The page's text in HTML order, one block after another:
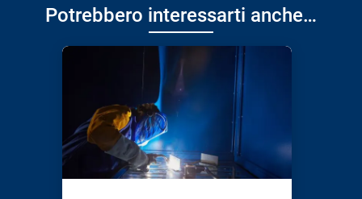
Potrebbero interessarti anche…